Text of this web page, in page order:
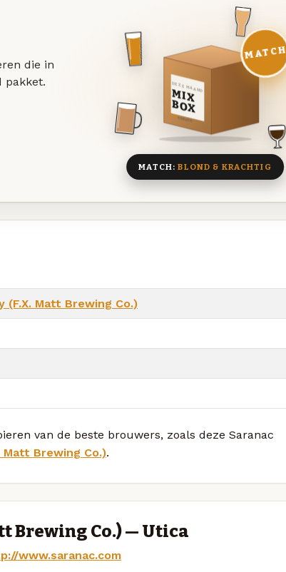
die in
pakket.
DEZE MAAND
MIX
BOX
8 BIEREN
MATCH
MATCH:BLOND & KRACHTIG
(F.X. Matt Brewing Co.)
van de beste brouwers, zoals deze Saranac
Matt Brewing Co.).
Brewing Co.) — Utica
www.saranac.com